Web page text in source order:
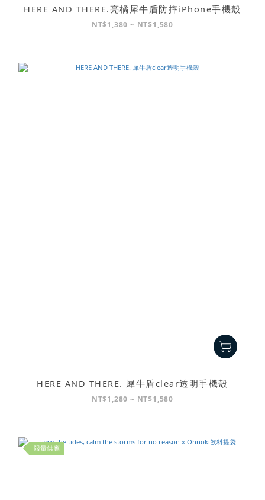
HERE AND THERE.亮橘犀牛盾防摔iPhone手機殼
NT$1,380 ~ NT$1,580
HERE AND THERE. 犀牛盾clear透明手機殼
NT$1,280 ~ NT$1,580
限量供應